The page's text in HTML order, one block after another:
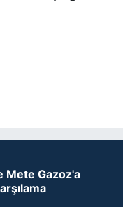
Mete Gazoz'a